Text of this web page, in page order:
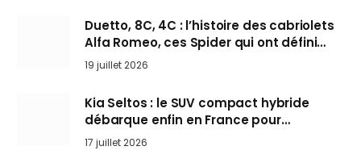
Duetto, 8C, 4C : l’histoire des cabriolets
Alfa Romeo, ces Spider qui ont défini
l’art de rouler cheveux au vent
19 juillet 2026
Kia Seltos : le SUV compact hybride
débarque enfin en France pour
bousculer les Nissan Qashqai et Toyota
Yaris Cross
17 juillet 2026